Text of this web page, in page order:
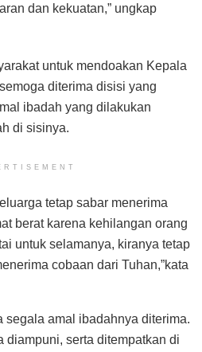
dan kekuatan,” ungkap
untuk mendoakan Kepala
diterima disisi yang
ibadah yang dilakukan
di sisinya.
tetap sabar menerima
berat karena kehilangan orang
untuk selamanya, kiranya tetap
cobaan dari Tuhan,”kata
segala amal ibadahnya diterima.
diampuni, serta ditempatkan di